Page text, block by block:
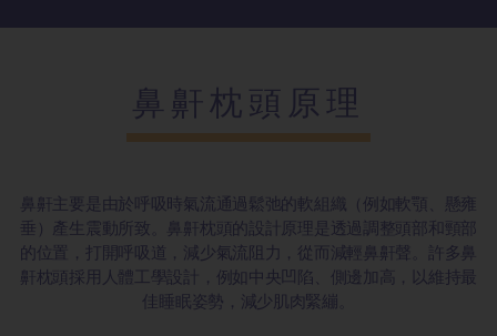
鼻鼾枕頭原理
鼻鼾主要是由於呼吸時氣流通過鬆弛的軟組織（例如軟顎、懸雍
垂）產生震動所致。鼻鼾枕頭的設計原理是透過調整頭部和頸部
的位置，打開呼吸道，減少氣流阻力，從而減輕鼻鼾聲。許多鼻
鼾枕頭採用人體工學設計，例如中央凹陷、側邊加高，以維持最
佳睡眠姿勢，減少肌肉緊繃。